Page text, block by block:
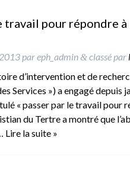
travail pour répondre
pareph_admin &classé par
d’intervention et de
Services ») a engagé depuis
« passer par le travail pour
du Tertre a montré que
Lire la suite »